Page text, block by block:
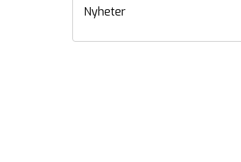
Nyheter